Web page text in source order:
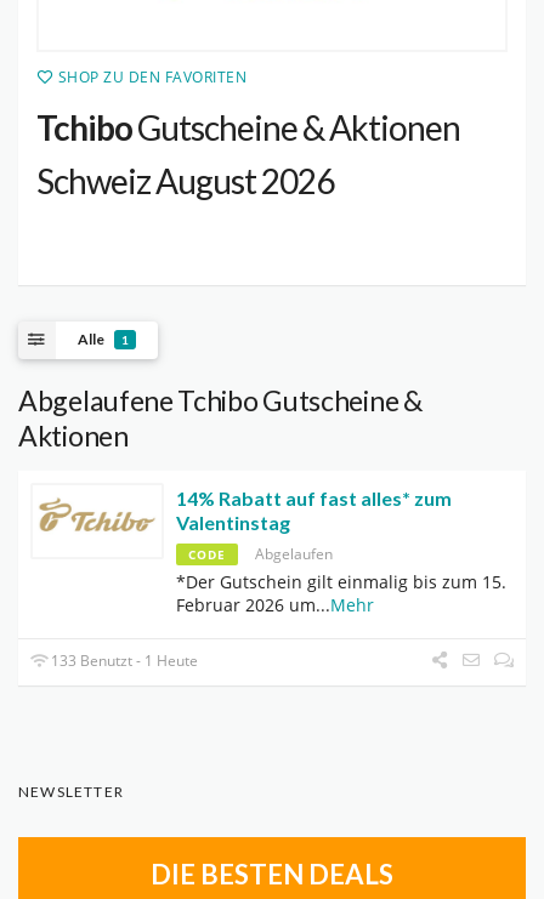
SHOP ZU DEN FAVORITEN
TchiboGutscheine & Aktionen
Schweiz August 2026
Alle 1
Abgelaufene Tchibo Gutscheine &
Aktionen
14% Rabatt auf fast alles* zum
Valentinstag
CODE Abgelaufen
*Der Gutschein gilt einmalig bis zum 15.
Februar 2026 um...Mehr
133 Benutzt - 1 Heute
NEWSLETTER
DIE BESTEN DEALS